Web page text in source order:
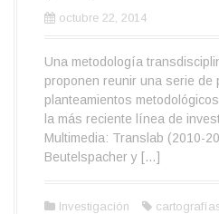
octubre 22, 2014
Una metodología
proponen reunir una serie de
planteamientos
la más reciente línea de
Multimedia: Translab (2010-
Beutelspacher y […]
Investigación